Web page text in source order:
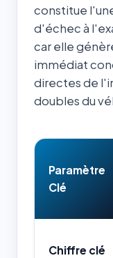
constitue
d'échec à
car elle
immédiat
directes de
doubles du
Paramètre
Clé
Chiffre clé